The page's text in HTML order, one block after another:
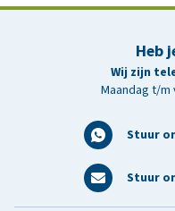
Heb
Wij zijn
Maandag t/m
Stuur
Stuur